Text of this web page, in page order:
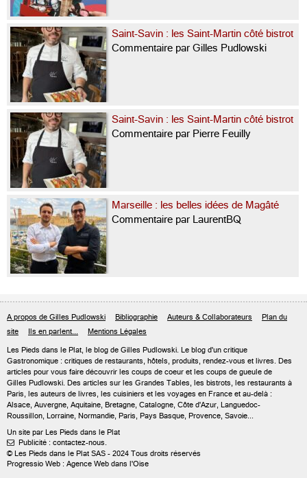
Saint-Savin : les Saint-Martin côté bistrot
Commentaire par Gilles Pudlowski
Saint-Savin : les Saint-Martin côté bistrot
Commentaire par Pierre Feuilly
Marseille : les belles idées de Magâté
Commentaire par LaurentBQ
A propos de Gilles Pudlowski Bibliographie Auteurs & Collaborateurs
Plan du
site
Ils en parlent... Mentions Légales
Les Pieds dans le Plat, le blog de Gilles Pudlowski. Le blog d'un critique
Gastronomique : critiques de restaurants, hôtels, produits, rendez-vous et livres. Des
articles pour vous faire découvrir les coups de coeur et les coups de gueule de
Gilles Pudlowski. Des articles sur les Grandes Tables, les bistrots, les restaurants à
Paris, les auteurs de livres, les cuisiniers et les voyages en France et au-delà :
Alsace, Auvergne, Aquitaine, Bretagne, Catalogne, Côte d'Azur, Languedoc-
Roussillon, Lorraine, Normandie, Paris, Pays Basque, Provence, Savoie...
Un site par Les Pieds dans le Plat
 Publicité : contactez-nous.
© Les Pieds dans le Plat SAS - 2024 Tous droits réservés
Progressio Web : Agence Web dans l'Oise